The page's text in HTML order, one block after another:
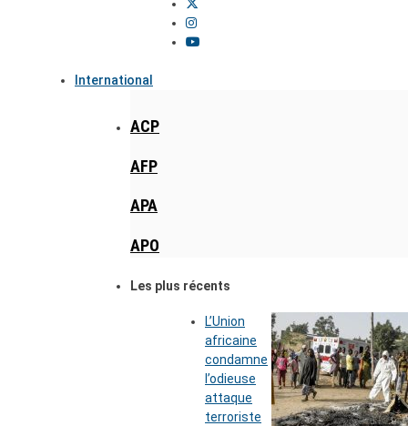
International
ACP
AFP
APA
APO
Les plus récents
L’Union
africaine
condamne
l’odieuse
attaque
terroriste